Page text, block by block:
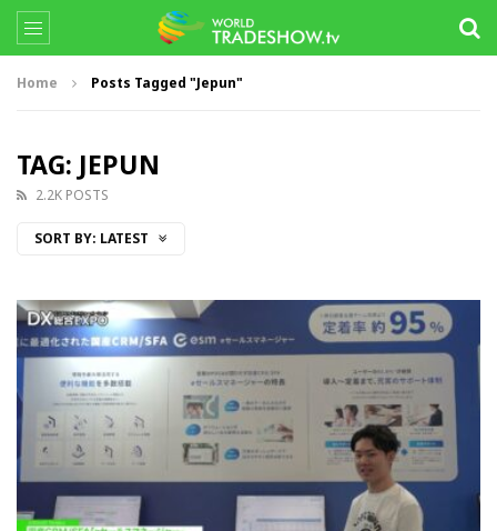
Home Posts Tagged "Jepun"
TAG: JEPUN
2.2K POSTS
SORT BY: LATEST